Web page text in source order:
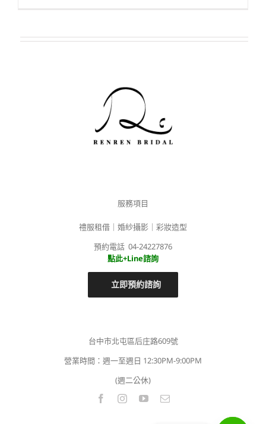
服務項目
禮服租借｜婚紗攝影｜彩妝造型
預約電話 04-24227876
點此+Line諮詢
立即預約諮詢
台中市北屯區后庄路609號
營業時間：週一至週日 12:30PM-9:00PM
(週二公休)